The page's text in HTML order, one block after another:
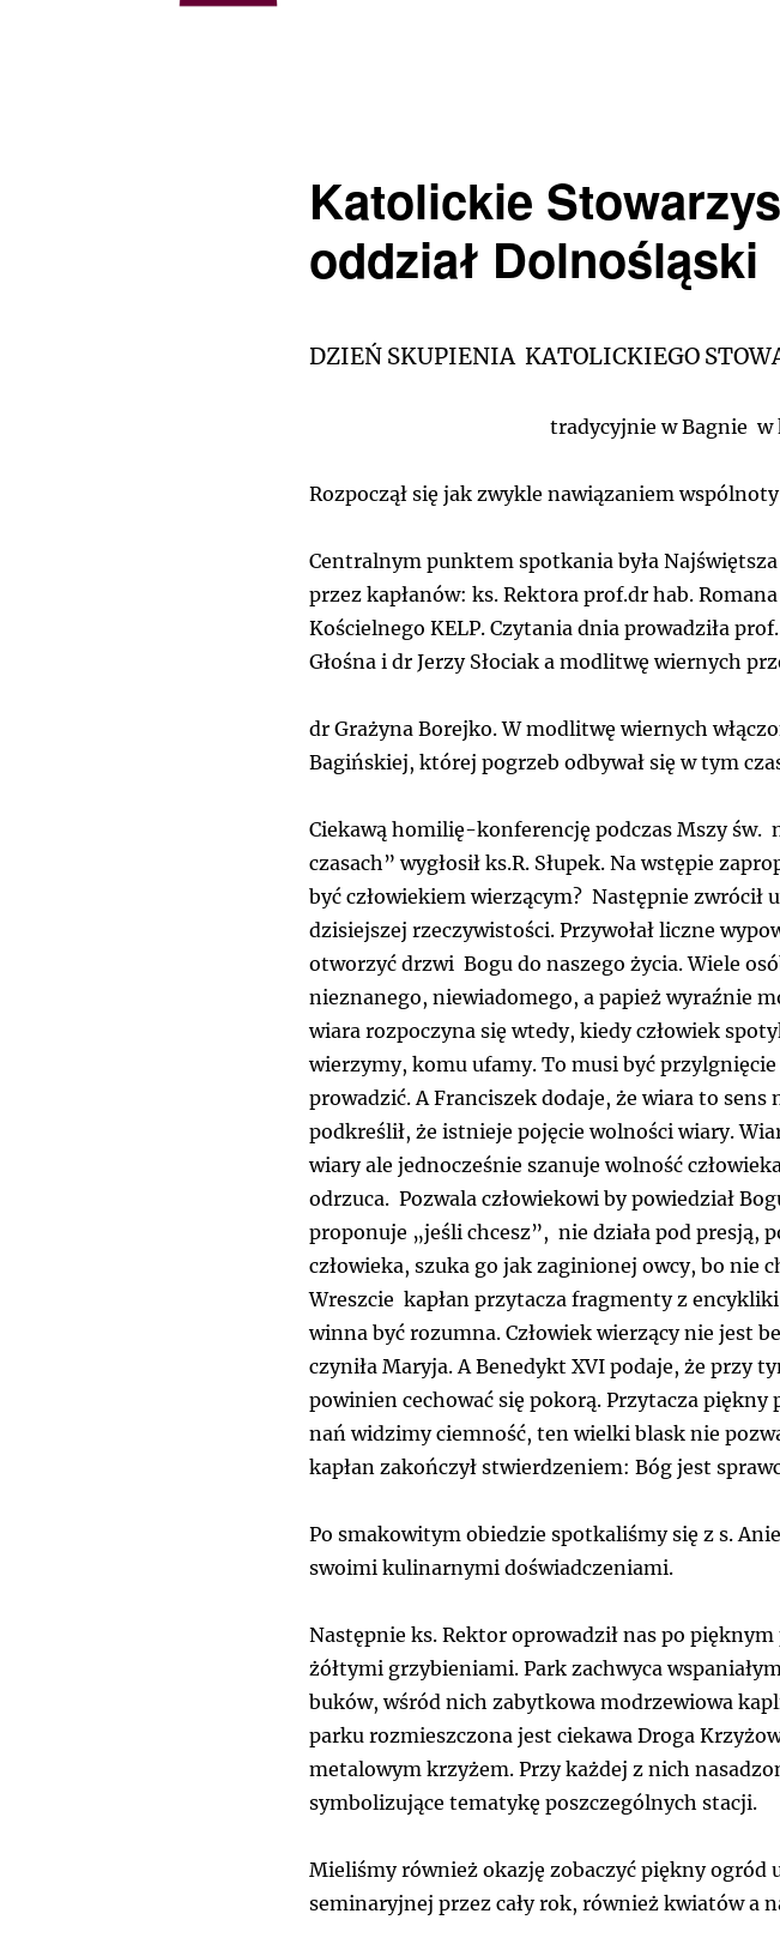
Katolickie
oddział Dolnośląski
DZIEŃ SKUPIENIA KATOLICKIEGO
tradycyjnie w Bagnie w
Rozpoczął się jak zwykle nawiązaniem
Centralnym punktem spotkania była
przez kapłanów: ks. Rektora prof.dr hab.
Kościelnego KELP. Czytania dnia prowadziła
Głośna i dr Jerzy Słociak a modlitwę wiernych
dr Grażyna Borejko. W modlitwę wiernych
Bagińskiej, której pogrzeb odbywał się w tym
Ciekawą homilię-konferencję podczas Mszy św.
czasach” wygłosił ks.R. Słupek. Na wstępie
być człowiekiem wierzącym? Następnie
dzisiejszej rzeczywistości. Przywołał liczne
otworzyć drzwi Bogu do naszego życia. Wiele
nieznanego, niewiadomego, a papież wyraźnie
wiara rozpoczyna się wtedy, kiedy człowiek
wierzymy, komu ufamy. To musi być
prowadzić. A Franciszek dodaje, że wiara to
podkreślił, że istnieje pojęcie wolności wiary.
wiary ale jednocześnie szanuje wolność
odrzuca. Pozwala człowiekowi by powiedział
proponuje „jeśli chcesz”, nie działa pod presją,
człowieka, szuka go jak zaginionej owcy, bo nie
Wreszcie kapłan przytacza fragmenty z
winna być rozumna. Człowiek wierzący nie jest
czyniła Maryja. A Benedykt XVI podaje, że przy
powinien cechować się pokorą. Przytacza piękny
nań widzimy ciemność, ten wielki blask nie
kapłan zakończył stwierdzeniem: Bóg jest
Po smakowitym obiedzie spotkaliśmy się z s.
swoimi kulinarnymi doświadczeniami.
Następnie ks. Rektor oprowadził nas po
żółtymi grzybieniami. Park zachwyca
buków, wśród nich zabytkowa modrzewiowa
parku rozmieszczona jest ciekawa Droga
metalowym krzyżem. Przy każdej z nich
symbolizujące tematykę poszczególnych stacji.
Mieliśmy również okazję zobaczyć piękny
seminaryjnej przez cały rok, również kwiatów a